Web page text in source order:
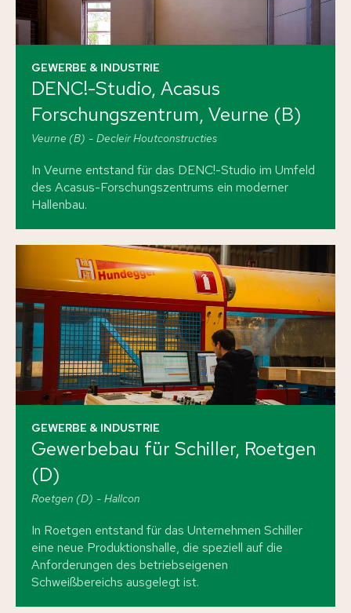
GEWERBE & INDUSTRIE
DENC!-Studio, Acasus
Forschungszentrum, Veurne (B)
Veurne (B) Decleir Houtconstructies
In Veurne entstand für das DENC!-Studio im Umfeld
des Acasus-Forschungszentrums ein moderner
Hallenbau.
GEWERBE & INDUSTRIE
Gewerbebau für Schiller, Roetgen
(D)
Roetgen (D) Hallcon
In Roetgen entstand für das Unternehmen Schiller
eine neue Produktionshalle, die speziell auf die
Anforderungen des betriebseigenen
Schweißbereichs ausgelegt ist.